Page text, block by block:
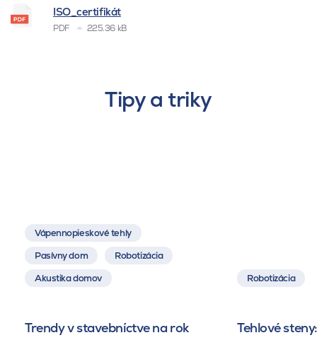
ISO_certifikát
PDF 225.36 kB
Tipy a triky
Vápennopieskové tehly
Pasívny dom
Robotizácia
Akustika domov
Trendy v stavebníctve na rok
Robotizácia
Tehlové